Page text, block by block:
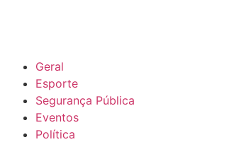
Geral
Esporte
Segurança Pública
Eventos
Política